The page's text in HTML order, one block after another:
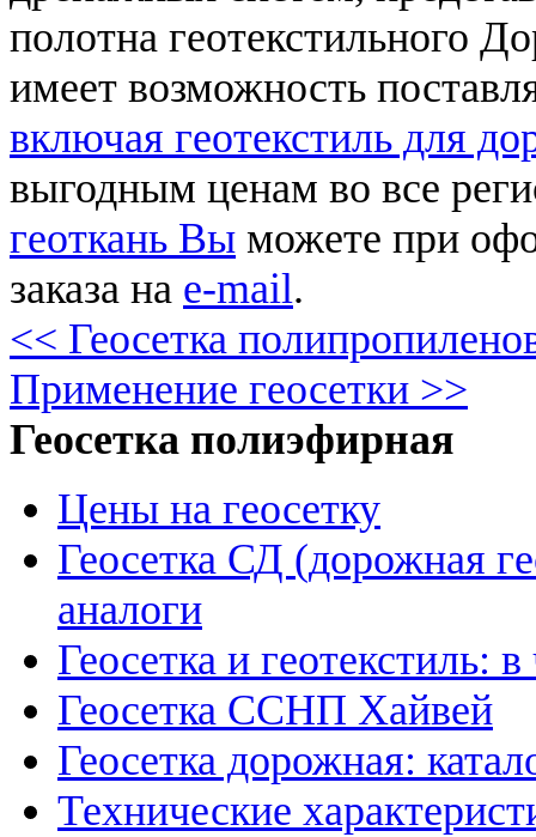
полотна геотекстильного
имеет возможность
включая геотекстиль для
выгодным ценам во все
геоткань Вы можете при
заказа на e-mail.
<< Геосетка
Применение геосетки >>
Геосетка полиэфирная
Цены на геосетку
Геосетка СД (дорожная
аналоги
Геосетка и геотекстиль:
Геосетка ССНП Хайвей
Геосетка дорожная:
Технические